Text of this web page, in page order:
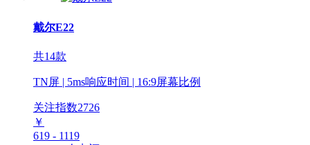
戴尔E22
共14款
TN屏 | 5ms响应时间 | 16:9屏幕比例
关注指数2726
￥
619 - 1119